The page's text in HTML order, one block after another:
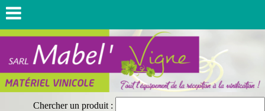
Chercher un produit :